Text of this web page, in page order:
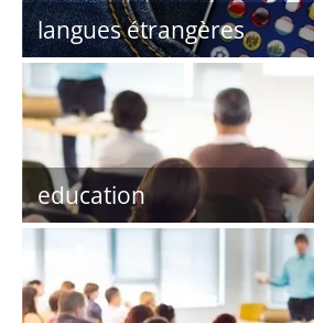
langues étrangères
education